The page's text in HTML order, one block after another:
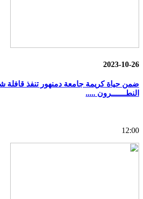
2023-10-26
ضمن حياة كريمة جامعة دمنهور تنفذ قافلة
النطــــــرون .....
12:00